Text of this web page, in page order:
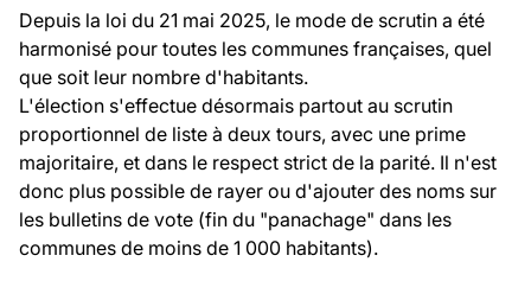
Depuis la loi du 21 mai 2025, le mode de scrutin a été
harmonisé pour toutes les communes françaises, quel
que soit leur nombre d'habitants.
L'élection s'effectue désormais partout au scrutin
proportionnel de liste à deux tours, avec une prime
majoritaire, et dans le respect strict de la parité. Il n'est
donc plus possible de rayer ou d'ajouter des noms sur
les bulletins de vote (fin du "panachage" dans les
communes de moins de 1 000 habitants).